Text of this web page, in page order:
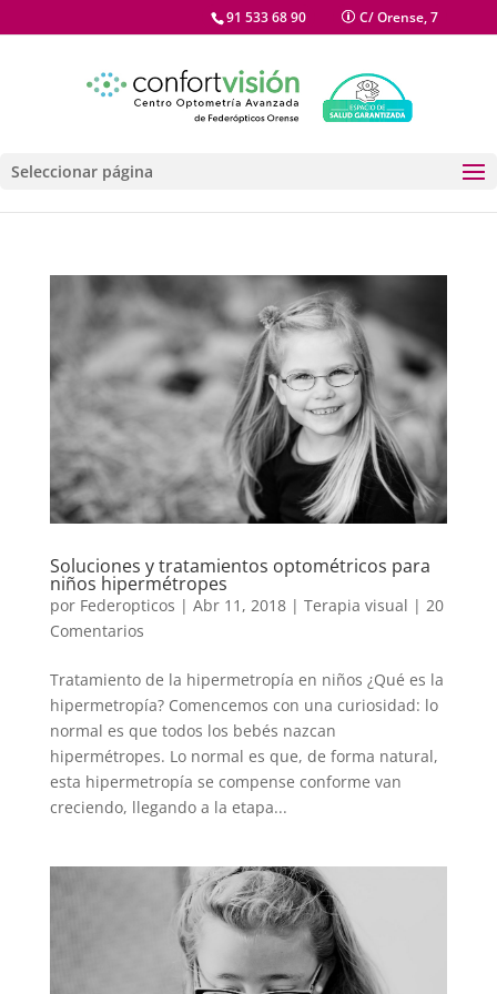
91 533 68 90 C/ Orense, 7
Seleccionar página
Soluciones y tratamientos optométricos para
niños hipermétropes
por Federopticos | Abr 11, 2018| Terapia visual | 20
Comentarios
Tratamiento de la hipermetropía en niños ¿Qué es la
hipermetropía? Comencemos con una curiosidad: lo
normal es que todos los bebés nazcan
hipermétropes. Lo normal es que, de forma natural,
esta hipermetropía se compense conforme van
creciendo, llegando a la etapa...